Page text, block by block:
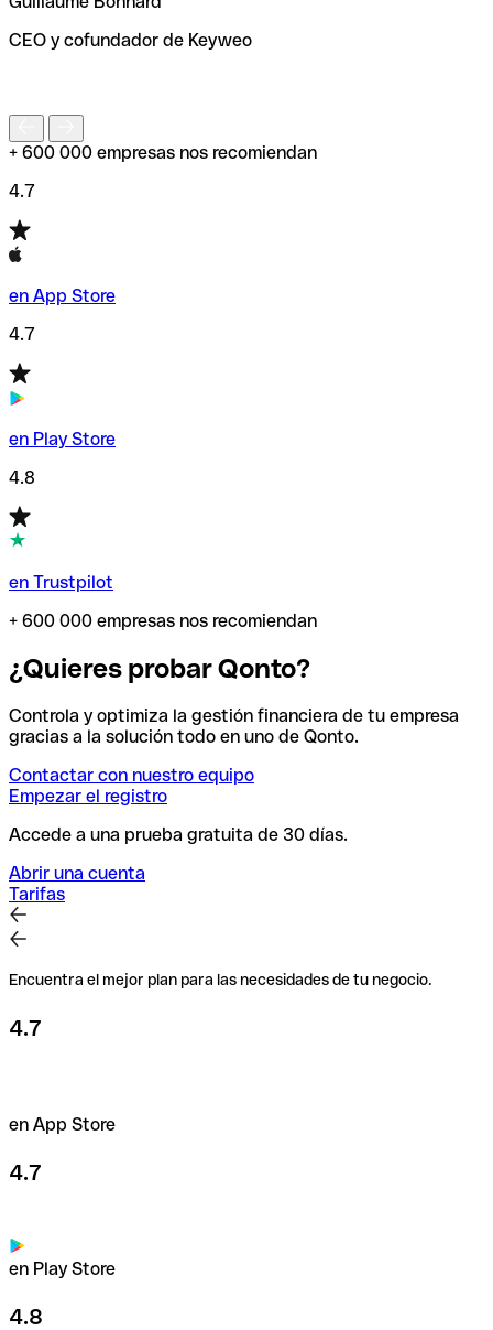
de enviar tu transferencia.
CEO y cofundador de Keyweo
+ 600 000 empresas nos recomiendan
4.7
en App Store
4.7
en Play Store
4.8
en Trustpilot
+ 600 000 empresas nos recomiendan
¿Quieres probar Qonto?
Controla y optimiza la gestión financiera de tu empresa
gracias a la solución todo en uno de Qonto.
Contactar con nuestro equipo
Empezar el registro
Accede a una prueba gratuita de 30 días.
Abrir una cuenta
Tarifas
Encuentra el mejor plan para las necesidades de tu negocio.
4.7
en App Store
4.7
en Play Store
4.8